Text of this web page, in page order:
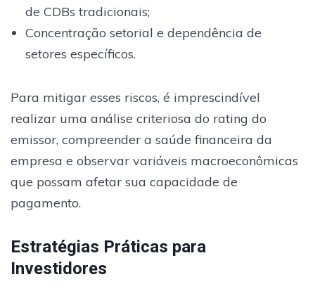
de CDBs tradicionais;
Concentração setorial e dependência de
setores específicos.
Para mitigar esses riscos, é imprescindível
realizar uma análise criteriosa do rating do
emissor, compreender a saúde financeira da
empresa e observar variáveis macroeconômicas
que possam afetar sua capacidade de
pagamento.
Estratégias Práticas para
Investidores